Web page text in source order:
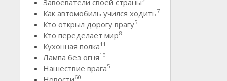
Завоеватели своей страны
Как автомобиль учился ходить7
Кто открыл дорогу врагу5
Кто переделает мир8
Кухонная полка11
Лампа без огня10
Нашествие врага5
60